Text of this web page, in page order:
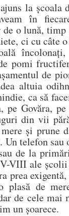
la școala
în
o lună, timp
ci cu câte
pomi
de
altuia
ca să
pe Govăra,
din vii
și prune
Un telefon sau
de la
VIII ale școlii
prea
plasă de
de cele mai
un șoarece.